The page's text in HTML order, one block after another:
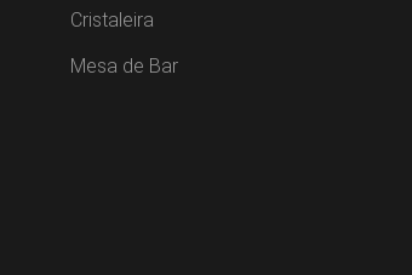
Cristaleira
Mesa de Bar